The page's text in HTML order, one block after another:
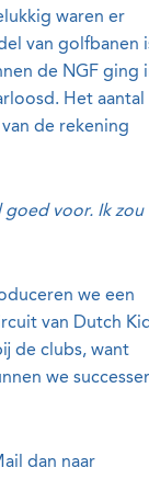
waren er
van golfbanen
de NGF ging
Het aantal
de rekening
goed voor. Ik zou
we een
van Dutch
de clubs, want
we
dan naar